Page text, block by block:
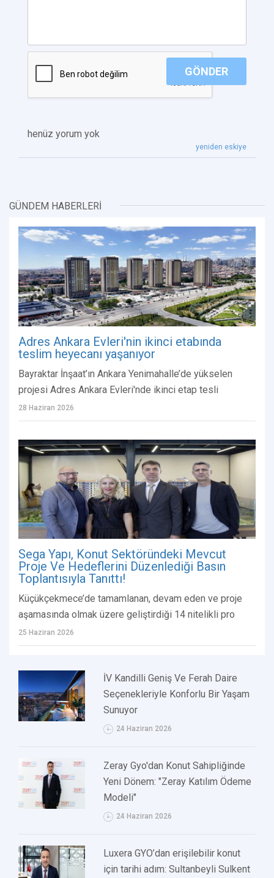
GÖNDER
henüz yorum yok
yeniden eskiye
GÜNDEM HABERLERİ
Adres Ankara Evleri'nin ikinci etabında
teslim heyecanı yaşanıyor
Bayraktar İnşaat’ın Ankara Yenimahalle’de yükselen
projesi Adres Ankara Evleri'nde ikinci etap tesli
28 Haziran 2026
Sega Yapı, Konut Sektöründeki Mevcut
Proje Ve Hedeflerini Düzenlediği Basın
Toplantısıyla Tanıttı!
Küçükçekmece’de tamamlanan, devam eden ve proje
aşamasında olmak üzere geliştirdiği 14 nitelikli pro
25 Haziran 2026
İV Kandilli Geniş Ve Ferah Daire
Seçenekleriyle Konforlu Bir Yaşam
Sunuyor
24 Haziran 2026
Zeray Gyo'dan Konut Sahipliğinde
Yeni Dönem: "Zeray Katılım Ödeme
Modeli"
24 Haziran 2026
Luxera GYO’dan erişilebilir konut
için tarihi adım: Sultanbeyli Sulkent